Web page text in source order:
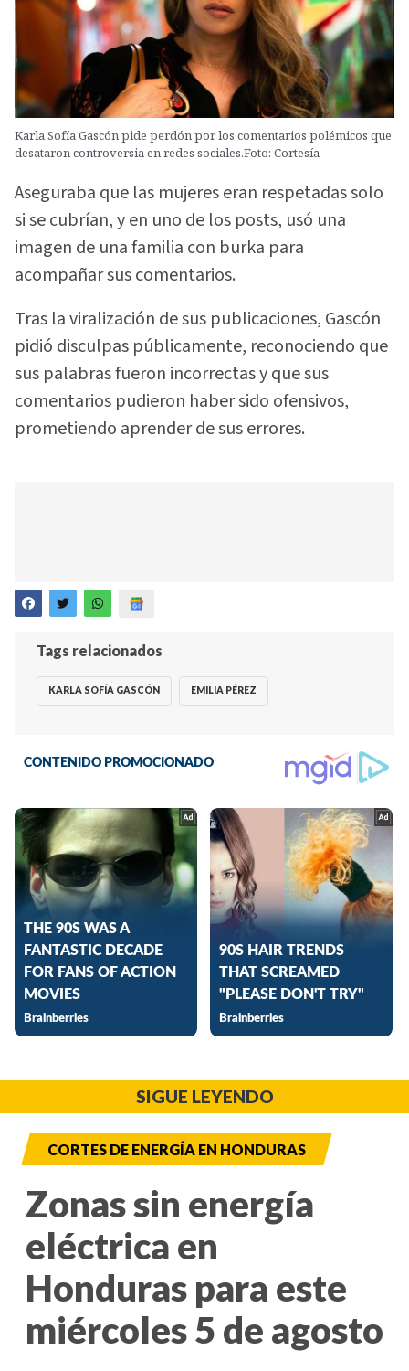
Karla Sofía Gascón pide perdón por los comentarios polémicos que
desataron controversia en redes sociales.Foto: Cortesía
Aseguraba que las mujeres eran respetadas solo
si se cubrían, y en uno de los posts, usó una
imagen de una familia con burka para
acompañar sus comentarios.
Tras la viralización de sus publicaciones, Gascón
pidió disculpas públicamente, reconociendo que
sus palabras fueron incorrectas y que sus
comentarios pudieron haber sido ofensivos,
prometiendo aprender de sus errores.
Tags relacionados
KARLA SOFÍA GASCÓN EMILIA PÉREZ
SIGUE LEYENDO
CORTES DE ENERGÍA EN HONDURAS
Zonas sin energía
eléctrica en
Honduras para este
miércoles 5 de agosto